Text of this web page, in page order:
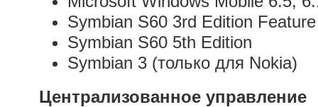
Symbian S60 3rd Edition
Symbian S60 5th Edition
Symbian 3 (только для Nokia)
Централизованное управление